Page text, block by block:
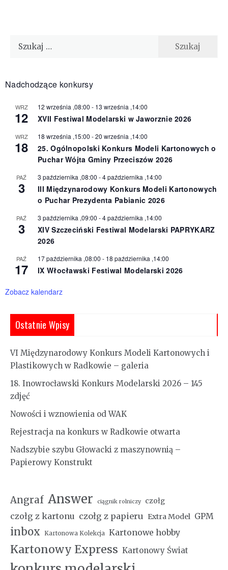
Szukaj:
Nadchodzące konkursy
WRZ
12
12 września ,08:00 - 13 września ,14:00
XVII Festiwal Modelarski w Jaworznie 2026
WRZ
18
18 września ,15:00 -20 września ,14:00
25. Ogólnopolski Konkurs Modeli Kartonowych o
Puchar Wójta Gminy Przeciszów 2026
PAŹ
3
3 października ,08:00 -4 października ,14:00
III Międzynarodowy Konkurs Modeli Kartonowych
o Puchar Prezydenta Pabianic 2026
PAŹ
3
3 października ,09:00 -4 października ,14:00
XIV Szczeciński Festiwal Modelarski PAPRYKARZ
2026
PAŹ
17
17 października ,08:00 - 18 października ,14:00
IX Włocławski Festiwal Modelarski 2026
Zobacz kalendarz
Ostatnie Wpisy
VI Międzynarodowy Konkurs Modeli Kartonowych i
Plastikowych w Radkowie – galeria
18. Inowrocławski Konkurs Modelarski 2026 – 145
zdjęć
Nowości i wznowienia od WAK
Rejestracja na konkurs w Radkowie otwarta
Nadszybie szybu Głowacki z maszynownią –
Papierowy Konstrukt
Angraf Answer ciągnik rolniczy czołg
czołg z kartonu czołg z papieru Extra Model GPM
inbox Kartonowa Kolekcja Kartonowe hobby
Kartonowy Express Kartonowy Świat